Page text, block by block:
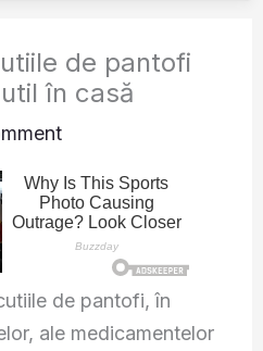
de pantofi
în casă
de pantofi, în
ale medicamentelor